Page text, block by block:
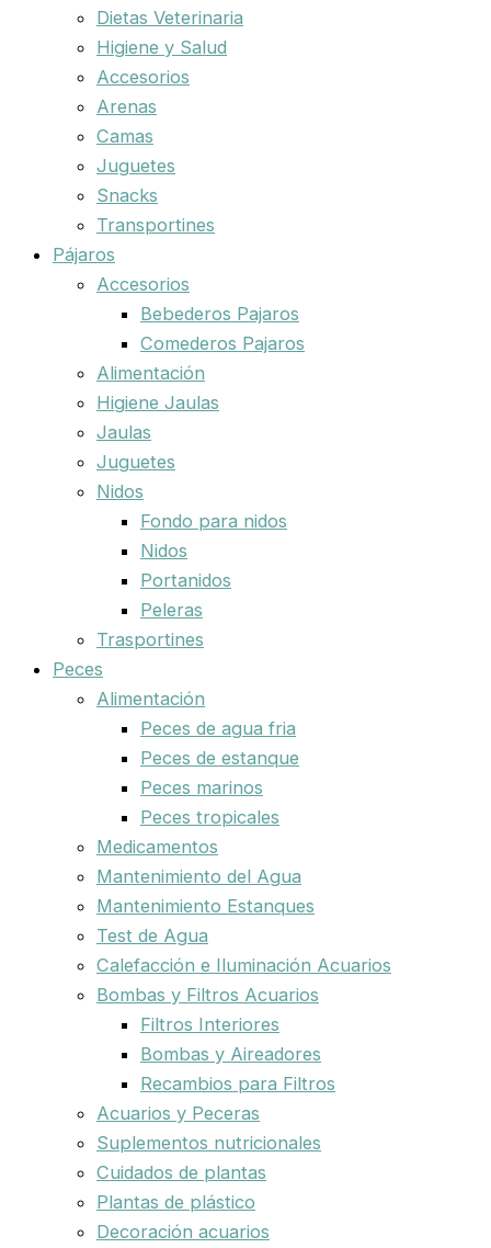
Dietas Veterinaria
Higiene y Salud
Accesorios
Arenas
Camas
Juguetes
Snacks
Transportines
Pájaros
Accesorios
Bebederos Pajaros
Comederos Pajaros
Alimentación
Higiene Jaulas
Jaulas
Juguetes
Nidos
Fondo para nidos
Nidos
Portanidos
Peleras
Trasportines
Peces
Alimentación
Peces de agua fria
Peces de estanque
Peces marinos
Peces tropicales
Medicamentos
Mantenimiento del Agua
Mantenimiento Estanques
Test de Agua
Calefacción e Iluminación Acuarios
Bombas y Filtros Acuarios
Filtros Interiores
Bombas y Aireadores
Recambios para Filtros
Acuarios y Peceras
Suplementos nutricionales
Cuidados de plantas
Plantas de plástico
Decoración acuarios